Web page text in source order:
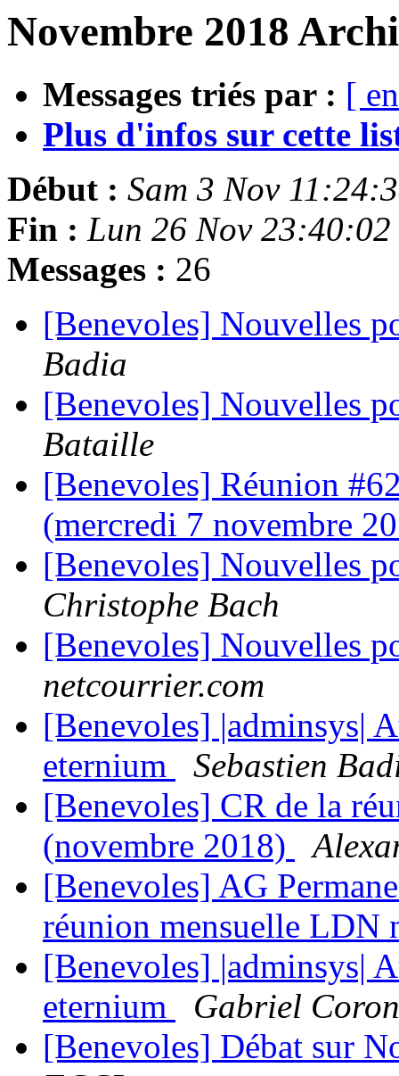
Novembre 2018
Messages triés par : [
Plus d'infos sur cette
Début : Sam 3 Nov
Fin : Lun 26 Nov 23:40:02
Messages : 26
[Benevoles] Nouvelles
Badia
[Benevoles] Nouvelles
Bataille
[Benevoles] Réunion
(mercredi 7 novembre
[Benevoles] Nouvelles
Christophe Bach
[Benevoles] Nouvelles
netcourrier.com
[Benevoles] |adminsys|
eternium
Sebastien
[Benevoles] CR de la
(novembre 2018)
[Benevoles] AG
réunion mensuelle LDN
[Benevoles] |adminsys|
eternium
Gabriel
[Benevoles] Débat sur